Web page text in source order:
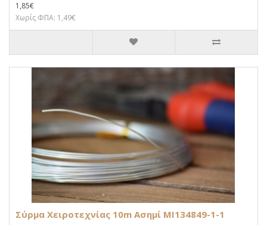
1,85€
Χωρίς ΦΠΑ: 1,49€
Σύρμα Χειροτεχνίας 10m Ασημί MI134849-1-1